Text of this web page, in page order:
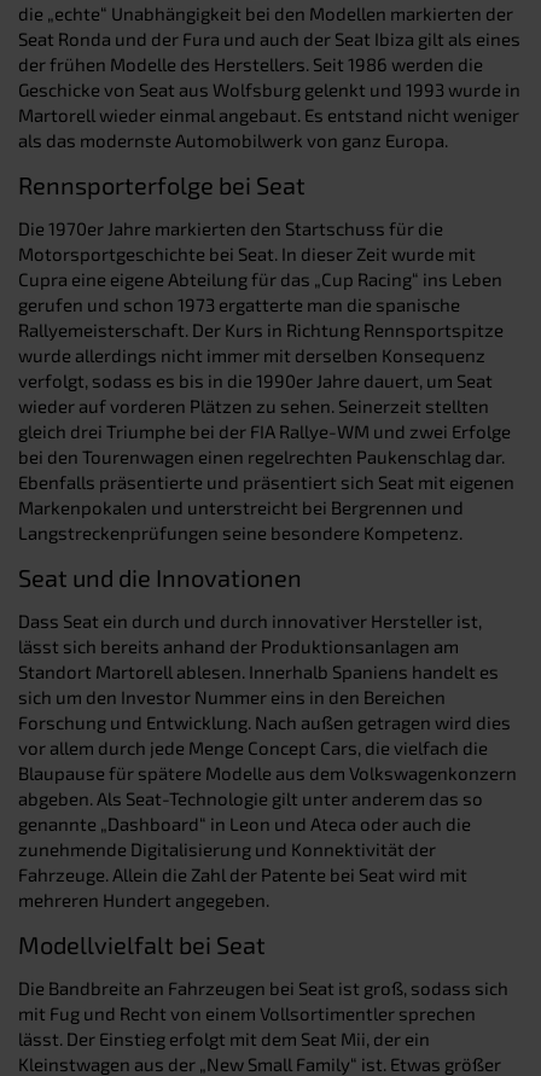
die „echte“ Unabhängigkeit bei den Modellen markierten der
Seat Ronda und der Fura und auch der Seat Ibiza gilt als eines
der frühen Modelle des Herstellers. Seit 1986 werden die
Geschicke von Seat aus Wolfsburg gelenkt und 1993 wurde in
Martorell wieder einmal angebaut. Es entstand nicht weniger
als das modernste Automobilwerk von ganz Europa.
Rennsporterfolge bei Seat
Die 1970er Jahre markierten den Startschuss für die
Motorsportgeschichte bei Seat. In dieser Zeit wurde mit
Cupra eine eigene Abteilung für das „Cup Racing“ ins Leben
gerufen und schon 1973 ergatterte man die spanische
Rallyemeisterschaft. Der Kurs in Richtung Rennsportspitze
wurde allerdings nicht immer mit derselben Konsequenz
verfolgt, sodass es bis in die 1990er Jahre dauert, um Seat
wieder auf vorderen Plätzen zu sehen. Seinerzeit stellten
gleich drei Triumphe bei der FIA Rallye-WM und zwei Erfolge
bei den Tourenwagen einen regelrechten Paukenschlag dar.
Ebenfalls präsentierte und präsentiert sich Seat mit eigenen
Markenpokalen und unterstreicht bei Bergrennen und
Langstreckenprüfungen seine besondere Kompetenz.
Seat und die Innovationen
Dass Seat ein durch und durch innovativer Hersteller ist,
lässt sich bereits anhand der Produktionsanlagen am
Standort Martorell ablesen. Innerhalb Spaniens handelt es
sich um den Investor Nummer eins in den Bereichen
Forschung und Entwicklung. Nach außen getragen wird dies
vor allem durch jede Menge Concept Cars, die vielfach die
Blaupause für spätere Modelle aus dem Volkswagenkonzern
abgeben. Als Seat-Technologie gilt unter anderem das so
genannte „Dashboard“ in Leon und Ateca oder auch die
zunehmende Digitalisierung und Konnektivität der
Fahrzeuge. Allein die Zahl der Patente bei Seat wird mit
mehreren Hundert angegeben.
Modellvielfalt bei Seat
Die Bandbreite an Fahrzeugen bei Seat ist groß, sodass sich
mit Fug und Recht von einem Vollsortimentler sprechen
lässt. Der Einstieg erfolgt mit dem Seat Mii, der ein
Kleinstwagen aus der „New Small Family“ ist. Etwas größer